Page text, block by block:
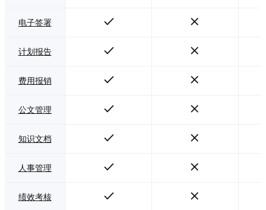
电子签署
计划报告
费用报销
公文管理
知识文档
人事管理
绩效考核